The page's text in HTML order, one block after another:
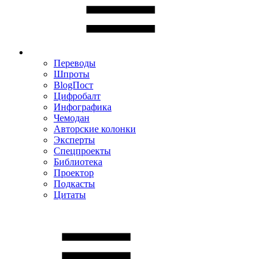
Переводы
Шпроты
BlogПост
Цифробалт
Инфографика
Чемодан
Авторские колонки
Эксперты
Спецпроекты
Библиотека
Проектор
Подкасты
Цитаты